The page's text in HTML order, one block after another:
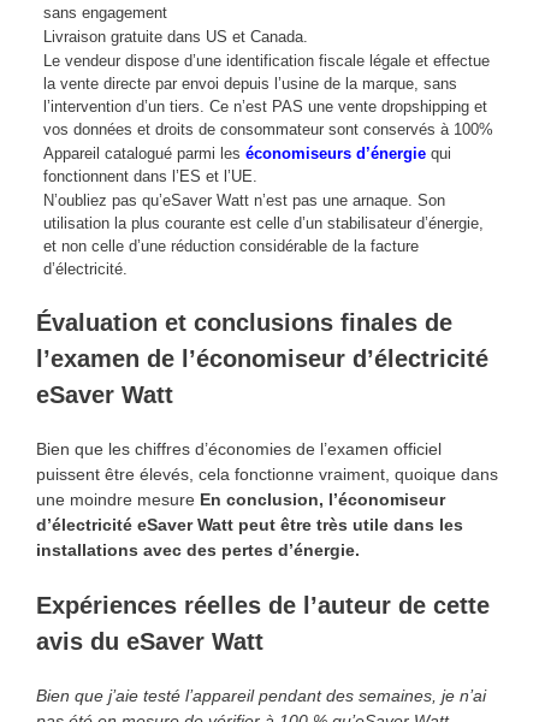
sans engagement
Livraison gratuite dans US et Canada.
Le vendeur dispose d’une identification fiscale légale et effectue
la vente directe par envoi depuis l’usine de la marque, sans
l’intervention d’un tiers. Ce n’est PAS une vente dropshipping et
vos données et droits de consommateur sont conservés à 100%
Appareil catalogué parmi les économiseurs d’énergie qui
fonctionnent dans l’ES et l’UE.
N’oubliez pas qu’eSaver Watt n’est pas une arnaque. Son
utilisation la plus courante est celle d’un stabilisateur d’énergie,
et non celle d’une réduction considérable de la facture
d’électricité.
Évaluation et conclusions finales de
l’examen de l’économiseur d’électricité
eSaver Watt
Bien que les chiffres d’économies de l’examen officiel
puissent être élevés, cela fonctionne vraiment, quoique dans
une moindre mesure En conclusion, l’économiseur
d’électricité eSaver Watt peut être très utile dans les
installations avec des pertes d’énergie.
Expériences réelles de l’auteur de cette
avis du eSaver Watt
Bien que j’aie testé l’appareil pendant des semaines, je n’ai